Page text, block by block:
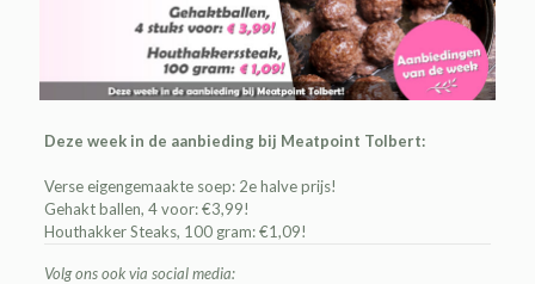
Deze week in de aanbieding bij Meatpoint Tolbert:
Verse eigengemaakte soep: 2e halve prijs!
Gehakt ballen, 4 voor: €3,99!
Houthakker Steaks, 100 gram: €1,09!
Volg ons ook via social media: